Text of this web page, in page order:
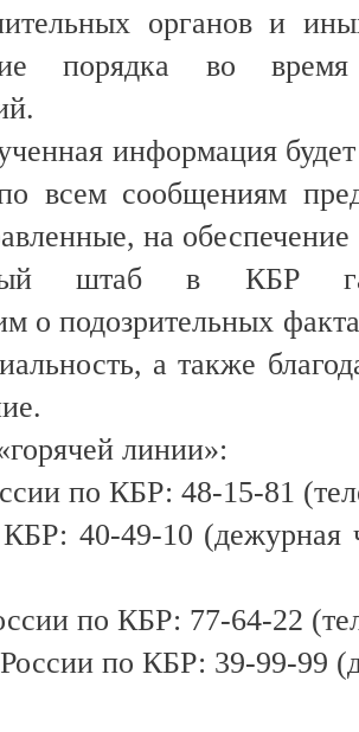
органов и
порядка во
информация будет
всем сообщениям
на обеспечение
штаб в КБР
о подозрительных
а также
линии»:
по КБР: 48-15-81
40-49-10 (дежурная
по КБР: 77-64-22
по КБР: 39-99-99